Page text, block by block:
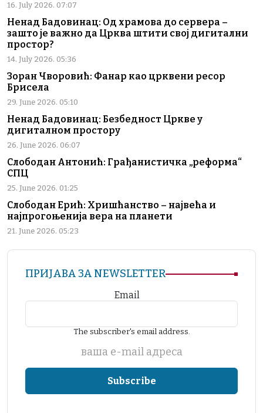
16. July 2026. 07:07
Ненад Бадовинац: Од храмова до сервера –
зашто је важно да Црква штити свој дигитални
простор?
14. July 2026. 05:36
Зоран Чворовић: Фанар као црквени ресор
Брисела
29. June 2026. 05:10
Ненад Бадовинац: Безбедност Цркве у
дигиталном простору
26. June 2026. 06:07
Слободан Антонић: Грађанистичка „реформа“
СПЦ
25. June 2026. 01:25
Слободан Ерић: Хришћанство – највећа и
најпрогоњенија вера на планети
21. June 2026. 05:23
ПРИЈАВА ЗА NEWSLETTER
Email
The subscriber's email address.
ваша е-mail адреса